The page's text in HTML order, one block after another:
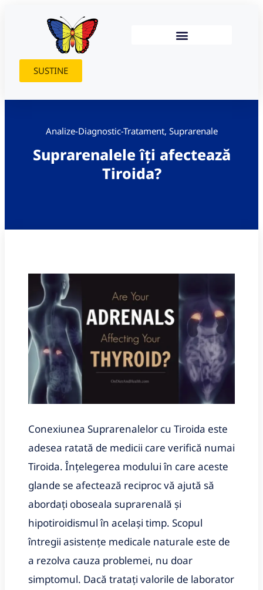
SUSTINE
Analize-Diagnostic-Tratament, Suprarenale
Suprarenalele îți afectează
Tiroida?
Conexiunea Suprarenalelor cu Tiroida este
adesea ratată de medicii care verifică numai
Tiroida. Înțelegerea modului în care aceste
glande se afectează reciproc vă ajută să
abordați oboseala suprarenală și
hipotiroidismul în același timp. Scopul
întregii asistențe medicale naturale este de
a rezolva cauza problemei, nu doar
simptomul. Dacă tratați valorile de laborator